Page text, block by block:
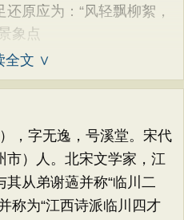
原应为：“风轻飘柳絮，
象点
全文 ∨
，字无逸，号溪堂。宋代
市）人。北宋文学家，江
从弟谢薖并称“临川二
称为“江西诗派临川四才